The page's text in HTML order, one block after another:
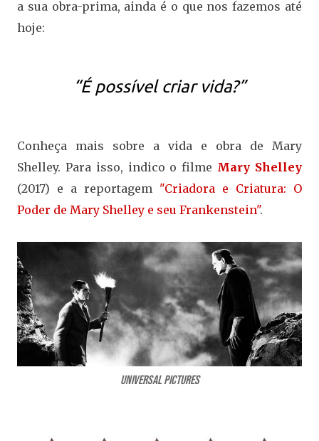
a sua obra-prima, ainda é o que nos fazemos até
hoje:
“É possível criar vida?”
Conheça mais sobre a vida e obra de Mary
Shelley. Para isso, indico o filme Mary Shelley
(2017) e a reportagem "Criadora e Criatura: O
Poder de Mary Shelley e seu Frankenstein".
Universal Pictures